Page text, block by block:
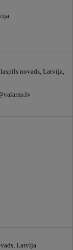
novads, Latvija,
Latvija